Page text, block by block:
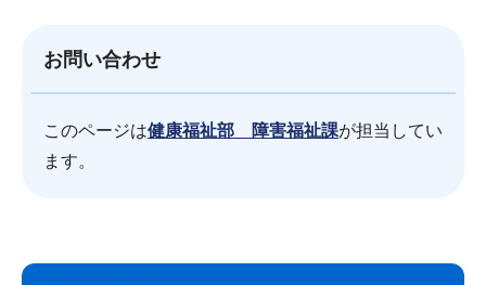
お問い合わせ
このページは健康福祉部 障害福祉課が担当してい
ます。